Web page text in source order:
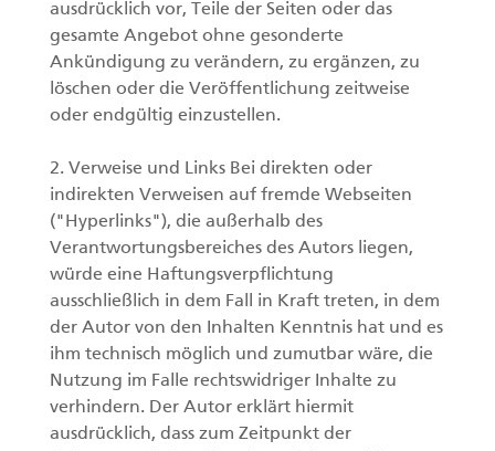
ausdrücklich vor, Teile der Seiten oder das
gesamte Angebot ohne gesonderte
Ankündigung zu verändern, zu ergänzen, zu
löschen oder die Veröffentlichung zeitweise
oder endgültig einzustellen.
2. Verweise und Links Bei direkten oder
indirekten Verweisen auf fremde Webseiten
("Hyperlinks"), die außerhalb des
Verantwortungsbereiches des Autors liegen,
würde eine Haftungsverpflichtung
ausschließlich in dem Fall in Kraft treten, in dem
der Autor von den Inhalten Kenntnis hat und es
ihm technisch möglich und zumutbar wäre, die
Nutzung im Falle rechtswidriger Inhalte zu
verhindern. Der Autor erklärt hiermit
ausdrücklich, dass zum Zeitpunkt der